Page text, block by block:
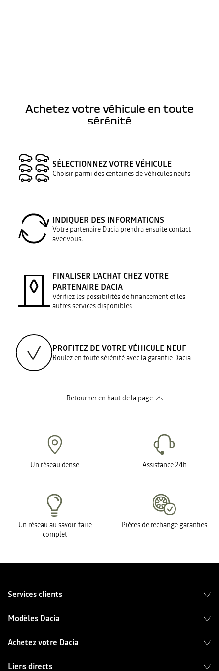
Achetez votre véhicule en toute
sérénité
SÉLECTIONNEZ VOTRE VÉHICULE
Choisir parmi des centaines de véhicules neufs
INDIQUER DES INFORMATIONS
Votre partenaire Dacia prendra ensuite contact
avec vous.
FINALISER L’ACHAT CHEZ VOTRE
PARTENAIRE DACIA
Vérifiez les possibilités de financement et les
autres services disponibles
PROFITEZ DE VOTRE VÉHICULE NEUF
Roulez en toute sérénité avec la garantie Dacia
Retourner en haut de la page
Un réseau dense Assistance 24h
Un réseau au savoir-faire
complet
Pièces de rechange garanties
Services clients
Modèles Dacia
Achetez votre Dacia
Liens directs